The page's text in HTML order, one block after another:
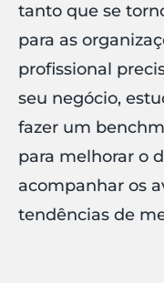
tanto que se
para as
profissional
seu negócio,
fazer um
para melhorar o
acompanhar os
tendências de